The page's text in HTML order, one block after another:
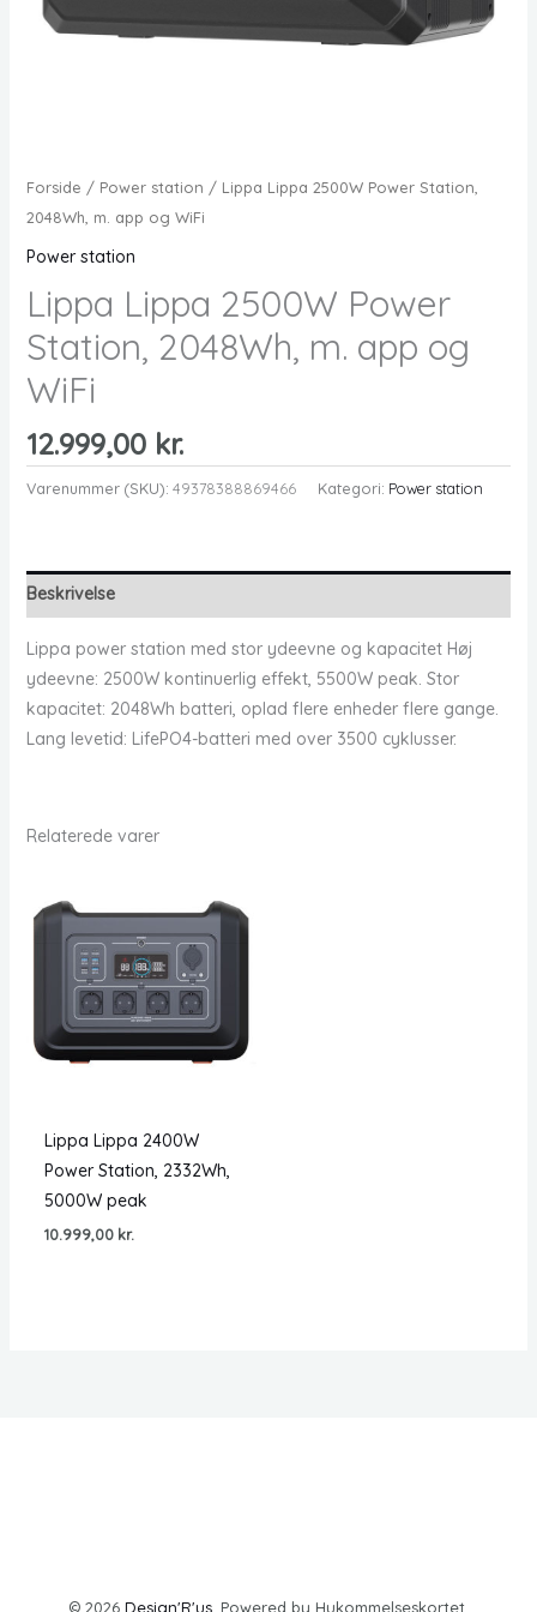
Forside / Power station / Lippa Lippa 2500W Power Station,
2048Wh, m. app og WiFi
Power station
Lippa Lippa 2500W Power
Station, 2048Wh, m. app og
WiFi
12.999,00 kr.
Varenummer (SKU): 49378388869466 Kategori: Power station
Beskrivelse
Lippa power station med stor ydeevne og kapacitet Høj
ydeevne: 2500W kontinuerlig effekt, 5500W peak. Stor
kapacitet: 2048Wh batteri, oplad flere enheder flere gange.
Lang levetid: LifePO4-batteri med over 3500 cyklusser.
Relaterede varer
Lippa Lippa 2400W
Power Station, 2332Wh,
5000W peak
10.999,00 kr.
© 2026 Design'R'us . Powered by Hukommelseskortet.